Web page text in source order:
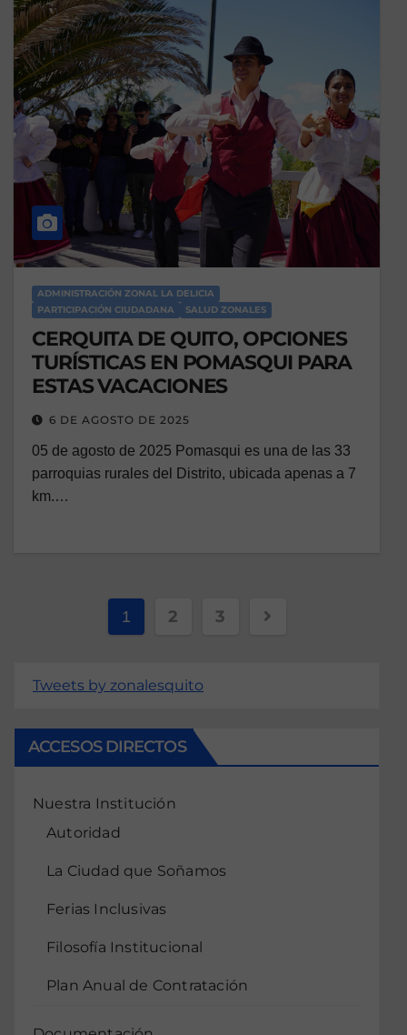
ADMINISTRACIÓN ZONAL LA DELICIA
PARTICIPACIÓN CIUDADANA
SALUD ZONALES
CERQUITA DE QUITO, OPCIONES
TURÍSTICAS EN POMASQUI PARA
ESTAS VACACIONES
6 DE AGOSTO DE 2025
05 de agosto de 2025 Pomasqui es una de las 33
parroquias rurales del Distrito, ubicada apenas a 7
km.…
1 2 3
Tweets by zonalesquito
ACCESOS DIRECTOS
Nuestra Institución
Autoridad
La Ciudad que Soñamos
Ferias Inclusivas
Filosofía Institucional
Plan Anual de Contratación